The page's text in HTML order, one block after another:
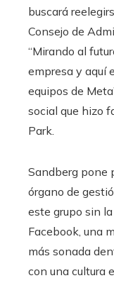
buscará
Consejo de
“Mirando al
empresa y aquí
equipos de
social que hizo
Park.
Sandberg pone
órgano de
este grupo sin
Facebook, una
más sonada
con una cultura